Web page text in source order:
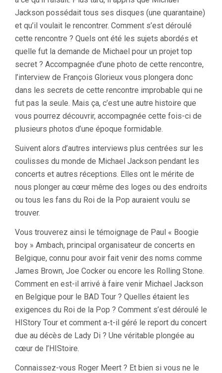
Jackson possédait tous ses disques (une quarantaine)
et qu’il voulait le rencontrer. Comment s’est déroulé
cette rencontre ? Quels ont été les sujets abordés et
quelle fut la demande de Michael pour un projet top
secret ? Accompagnée d’une photo de cette rencontre,
l’interview de François Glorieux vous plongera donc
dans les secrets de cette rencontre improbable qui ne
fut pas la seule. Mais ça, c’est une autre histoire que
vous pourrez découvrir, accompagnée cette fois-ci de
plusieurs photos d’une époque formidable.
Suivent alors d’autres interviews plus centrées sur les
coulisses du monde de Michael Jackson pendant les
concerts et autres réceptions. Elles ont le mérite de
nous plonger au cœur même des loges ou des endroits
ou tous les fans du Roi de la Pop auraient voulu se
trouver.
Vous trouverez ainsi le témoignage de Paul « Boogie
boy » Ambach, principal organisateur de concerts en
Belgique, connu pour avoir fait venir des noms comme
James Brown, Joe Cocker ou encore les Rolling Stone.
Comment en est-il arrivé à faire venir Michael Jackson
en Belgique pour le BAD Tour ? Quelles étaient les
exigences du Roi de la Pop ? Comment s’est déroulé le
HIStory Tour et comment a-t-il géré le report du concert
due au décès de Lady Di ? Une véritable plongée au
cœur de l’HIStoire.
Connaissez-vous Roger Meert ? Et bien si vous ne le